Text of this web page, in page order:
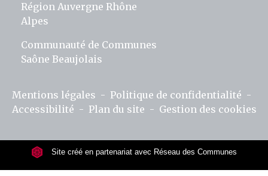
Région Auvergne Rhône
Alpes
Communauté de Communes
Saône Beaujolais
Mentions légales - Politique de confidentialité -
Accessibilité - Plan du site - Gestion des cookies
Site créé en partenariat avec Réseau des Communes